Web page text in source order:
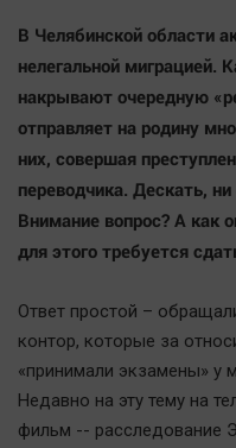
Курилка
Мнения
Спорт
Технологии
Отраслевые темы
Hедвижимость
Автомобили
XX век: криминальные
Банки
Медиаграмотность
В Челябинской области
нелегальной миграцией.
накрывают очередную
отправляет на родину
них, совершая
переводчика. Дескать,
Внимание вопрос? А как
для этого требуется
Ответ простой –
контор, которые за
«принимали экзамены» у
Недавно на эту тему на
фильм -- расследование